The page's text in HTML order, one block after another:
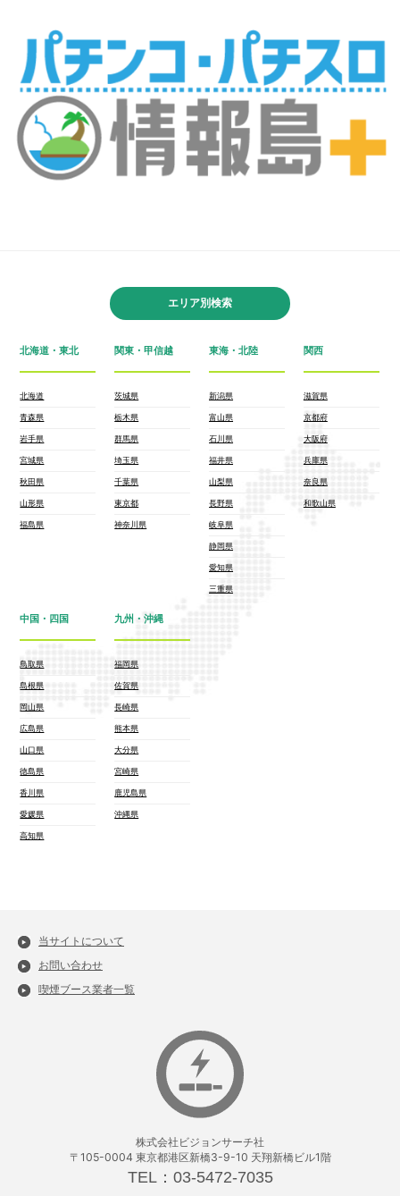
エリア別検索
北海道・東北
北海道
青森県
岩手県
宮城県
秋田県
山形県
福島県
関東・甲信越
茨城県
栃木県
群馬県
埼玉県
千葉県
東京都
神奈川県
東海・北陸
新潟県
富山県
石川県
福井県
山梨県
長野県
岐阜県
静岡県
愛知県
三重県
関西
滋賀県
京都府
大阪府
兵庫県
奈良県
和歌山県
中国・四国
鳥取県
島根県
岡山県
広島県
山口県
徳島県
香川県
愛媛県
高知県
九州・沖縄
福岡県
佐賀県
長崎県
熊本県
大分県
宮崎県
鹿児島県
沖縄県
当サイトについて
お問い合わせ
喫煙ブース業者一覧
株式会社ビジョンサーチ社
〒105-0004 東京都港区新橋3-9-10 天翔新橋ビル1階
TEL：03-5472-7035